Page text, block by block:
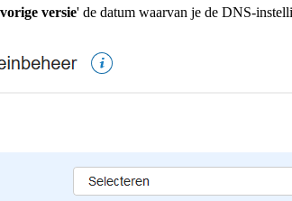
versie' de datum waarvan je de DNS-